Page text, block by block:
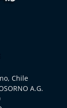
Chile
A.G.